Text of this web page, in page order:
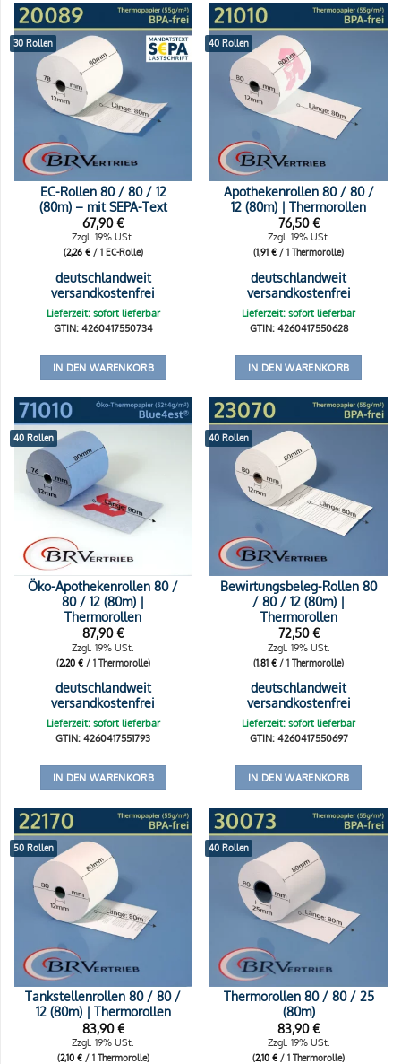
30 Rollen
EC-Rollen 80 / 80 / 12
(80m) – mit SEPA-Text
67,90€
Zzgl. 19% USt.
(2,26 €/ 1 EC-Rolle)
deutschlandweit
versandkostenfrei
Lieferzeit: sofort lieferbar
GTIN: 4260417550734
IN DEN WARENKORB
40 Rollen
Apothekenrollen 80 / 80 /
12 (80m) | Thermorollen
76,50€
Zzgl. 19% USt.
(1,91€ / 1 Thermorolle)
deutschlandweit
versandkostenfrei
Lieferzeit: sofort lieferbar
GTIN: 4260417550628
IN DEN WARENKORB
40 Rollen
Öko-Apothekenrollen 80 /
80 / 12 (80m) |
Thermorollen
87,90€
Zzgl. 19% USt.
(2,20 €/ 1 Thermorolle)
deutschlandweit
versandkostenfrei
Lieferzeit: sofort lieferbar
GTIN: 4260417551793
IN DEN WARENKORB
40 Rollen
Bewirtungsbeleg-Rollen 80
/ 80 / 12 (80m) |
Thermorollen
72,50€
Zzgl. 19% USt.
(1,81€ / 1 Thermorolle)
deutschlandweit
versandkostenfrei
Lieferzeit: sofort lieferbar
GTIN: 4260417550697
IN DEN WARENKORB
50 Rollen
Tankstellenrollen 80 / 80 /
12 (80m) | Thermorollen
83,90€
Zzgl. 19% USt.
(2,10 €/ 1 Thermorolle)
40 Rollen
Thermorollen 80 / 80 / 25
(80m)
83,90€
Zzgl. 19% USt.
(2,10€ / 1 Thermorolle)